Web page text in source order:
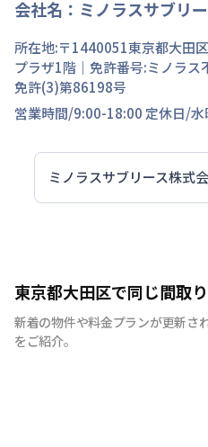
会社名： ミノラスサブリ
所在地:〒1440051東京都大田区
プラザ1階 ｜免許番号:ミノラス
免許(3)第86198号
営業時間/9:00-18:00 定休日/水
ミノラスサブリース株式
当社は東京都大田区・品川区
運営をしております。地域密
お部屋のご紹介をさせていた
族様向けの広めのお部屋、出
東京都大田区で同じ間取
新着の物件や料金プランが更新さ
をご紹介。